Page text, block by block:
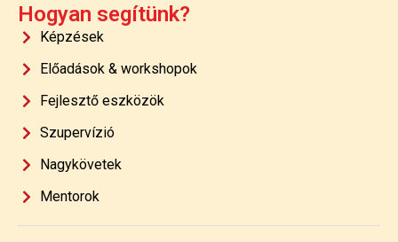
Hogyan segítünk?
Képzések
Előadások & workshopok
Fejlesztő eszközök
Szupervízió
Nagykövetek
Mentorok